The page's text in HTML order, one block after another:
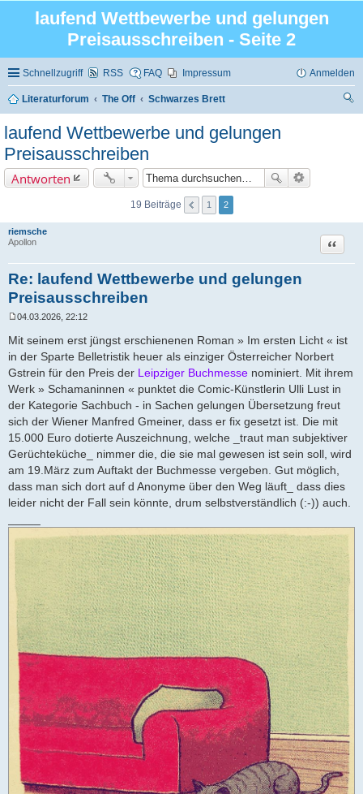
laufend Wettbewerbe und gelungen
Preisausschreiben - Seite 2
Schnellzugriff RSS FAQ Impressum Anmelden
Literaturforum The Off
Schwarzes Brett
laufend Wettbewerbe und gelungen
Preisausschreiben
Antworten
19 Beiträge 1 2
riemsche
Apollon
Re: laufend Wettbewerbe und gelungen
Preisausschreiben
Zitat
e
a
g
04.03.2026, 22:12
Mit seinem erst jüngst erschienenen Roman » Im ersten Licht « ist
in der Sparte Belletristik heuer als einziger Österreicher Norbert
Gstrein für den Preis der Leipziger Buchmesse nominiert. Mit ihrem
Werk » Schamaninnen « punktet die Comic-Künstlerin Ulli Lust in
der Kategorie Sachbuch - in Sachen gelungen Übersetzung freut
sich der Wiener Manfred Gmeiner, dass er fix gesetzt ist. Die mit
15.000 Euro dotierte Auszeichnung, welche _traut man subjektiver
Gerüchteküche_ nimmer die, die sie mal gewesen ist sein soll, wird
am 19.März zum Auftakt der Buchmesse vergeben. Gut möglich,
dass man sich dort auf d Anonyme über den Weg läuft_ dass dies
leider nicht der Fall sein könnte, drum selbstverständlich (:-)) auch.